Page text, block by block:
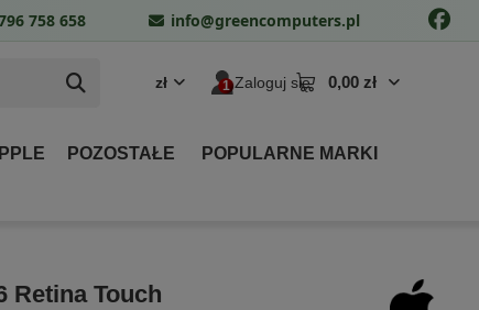
zł Zaloguj się 0,00 zł
POZOSTAŁE
POPULARNE MARKI
Retina Touch
758 658 info@greencomputers.pl